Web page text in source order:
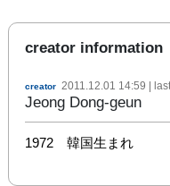
creator information
creator 2011.12.01 14:59 |
Jeong Dong-geun
1972　韓国生まれ